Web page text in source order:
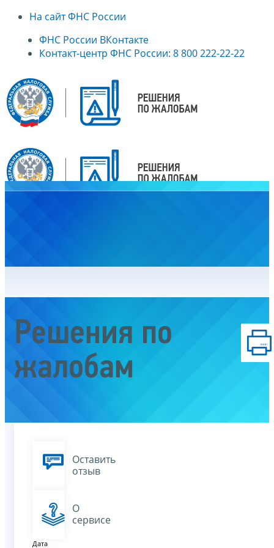
На сайт ФНС России
ФНС России ВКонтакте
Контакт-центр ФНС России: 8 800 222-22-22
Решения по
жалобам
Оставить
отзыв
О
сервисе
Дата